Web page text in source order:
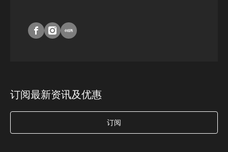
订阅最新资讯及优惠
订阅